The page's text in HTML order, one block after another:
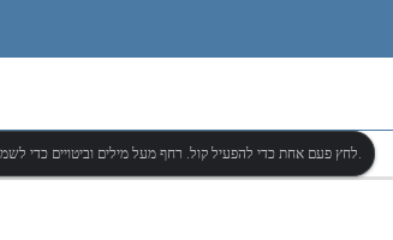
לחץ פעם אחת כדי להפעיל קול. רחף מעל מילים וביטויים כדי לשמוע כיצד הם מבוטאים.